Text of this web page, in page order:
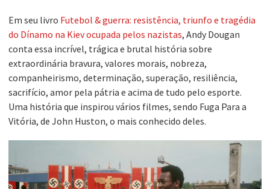
Em seu livro Futebol & guerra: resistência, triunfo e tragédia
do Dínamo na Kiev ocupada pelos nazistas, Andy Dougan
conta essa incrível, trágica e brutal história sobre
extraordinária bravura, valores morais, nobreza,
companheirismo, determinação, superação, resiliência,
sacrifício, amor pela pátria e acima de tudo pelo esporte.
Uma história que inspirou vários filmes, sendo Fuga Para a
Vitória, de John Huston, o mais conhecido deles.